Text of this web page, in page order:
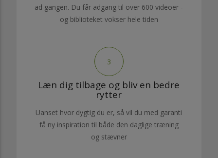
ad gangen. Du får adgang til over 600 videoer -
og biblioteket vokser hele tiden
3
Læn dig tilbage og bliv en bedre
rytter
Uanset hvor dygtig du er, så vil du med garanti
få ny inspiration til både den daglige træning
og stævner